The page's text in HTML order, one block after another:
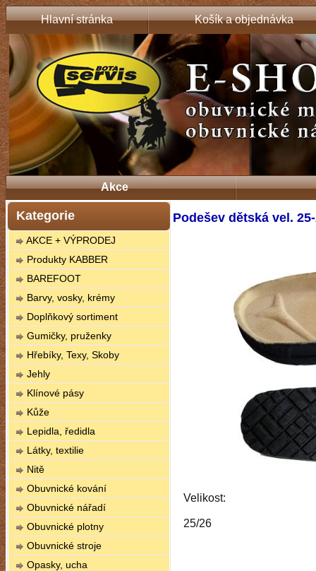
Hlavní stránka Košík a objednávka
Akce
Kategorie
AKCE + VÝPRODEJ
Produkty KABBER
BAREFOOT
Barvy, vosky, krémy
Doplňkový sortiment
Gumičky, pruženky
Hřebíky, Texy, Skoby
Jehly
Klínové pásy
Kůže
Lepidla, ředidla
Látky, textilie
Nitě
Obuvnické kování
Obuvnické nářadí
Obuvnické plotny
Obuvnické stroje
Opasky, ucha
Podešev dětská vel.
Velikost:
25/26